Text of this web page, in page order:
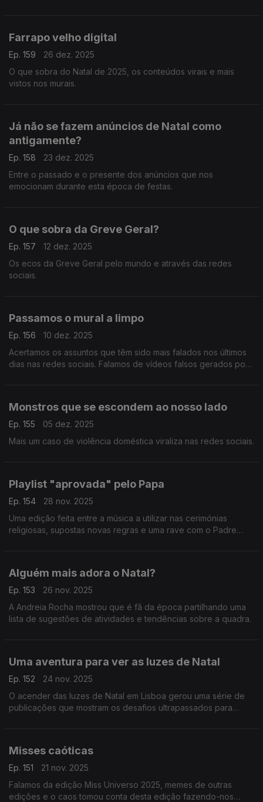
Farrapo velho digital
Ep. 159
26 dez. 2025
O que sobra do Natal de 2025, os conteúdos virais e mais
vistos nos murais.
Já não se fazem anúncios de Natal como
antigamente?
Ep. 158
23 dez. 2025
Entre o passado e o presente dos anúncios que nos
emocionam durante esta época de festas.
O que sobra da Greve Geral?
Ep. 157
12 dez. 2025
Os ecos da Greve Geral pelo mundo e através das redes
sociais.
Passamos o mural a limpo
Ep. 156
10 dez. 2025
Acertamos os assuntos que têm sido mais falados nos últimos
dias nas redes sociais. Falamos de vídeos falsos gerados por
Monstros que se escondem ao nosso lado
Ep. 155
05 dez. 2025
Mais um caso de violência doméstica viraliza nas redes sociais.
Playlist "aprovada" pelo Papa
Ep. 154
28 nov. 2025
Uma edição feita entre a música a utilizar nas cerimónias
religiosas, supostas novas regras e uma rave com o Padre
Alguém mais adora o Natal?
Ep. 153
26 nov. 2025
A Andreia Rocha mostrou que é fã da época partilhando uma
lista de sugestões de atividades e tendências sobre a quadra.
Uma aventura para ver as luzes de Natal
Ep. 152
24 nov. 2025
O acender das luzes de Natal em Lisboa gerou uma série de
publicações que mostram os desafios ultrapassados para
Misses caóticas
Ep. 151
21 nov. 2025
Falamos da edição Miss Universo 2025, memes de outras
edições e o caos tomou conta desta edição fazendo-nos